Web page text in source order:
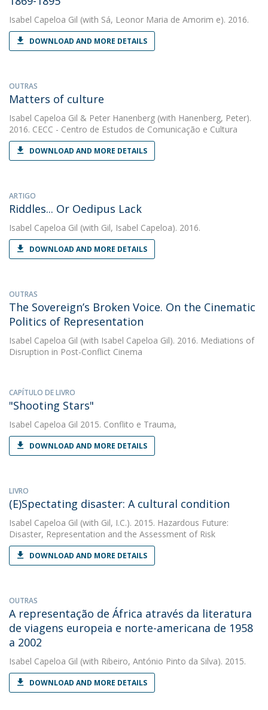
Isabel Capeloa Gil (with Sá, Leonor Maria de Amorim e). 2016.
DOWNLOAD AND MORE DETAILS
OUTRAS
Matters of culture
Isabel Capeloa Gil & Peter Hanenberg (with Hanenberg, Peter).
2016. CECC - Centro de Estudos de Comunicação e Cultura
DOWNLOAD AND MORE DETAILS
ARTIGO
Riddles... Or Oedipus Lack
Isabel Capeloa Gil (with Gil, Isabel Capeloa). 2016.
DOWNLOAD AND MORE DETAILS
OUTRAS
The Sovereign’s Broken Voice. On the Cinematic
Politics of Representation
Isabel Capeloa Gil (with Isabel Capeloa Gil). 2016. Mediations of
Disruption in Post-Conflict Cinema
CAPÍTULO DE LIVRO
"Shooting Stars"
Isabel Capeloa Gil 2015. Conflito e Trauma,
DOWNLOAD AND MORE DETAILS
LIVRO
(E)Spectating disaster: A cultural condition
Isabel Capeloa Gil (with Gil, I.C.). 2015. Hazardous Future:
Disaster, Representation and the Assessment of Risk
DOWNLOAD AND MORE DETAILS
OUTRAS
A representação de África através da literatura
de viagens europeia e norte-americana de 1958
a 2002
Isabel Capeloa Gil (with Ribeiro, António Pinto da Silva). 2015.
DOWNLOAD AND MORE DETAILS